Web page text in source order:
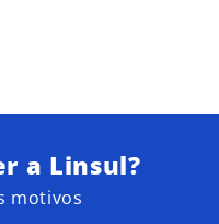
a Linsul?
motivos